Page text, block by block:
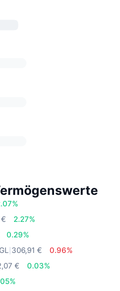
2.27%
0.29%
306,91 €
0.96%
€
0.03%